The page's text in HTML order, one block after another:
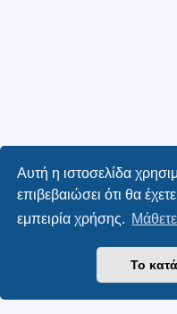
Αυτή η ιστοσελίδα
επιβεβαιώσει ότι θα
εμπειρία χρήσης.
Το